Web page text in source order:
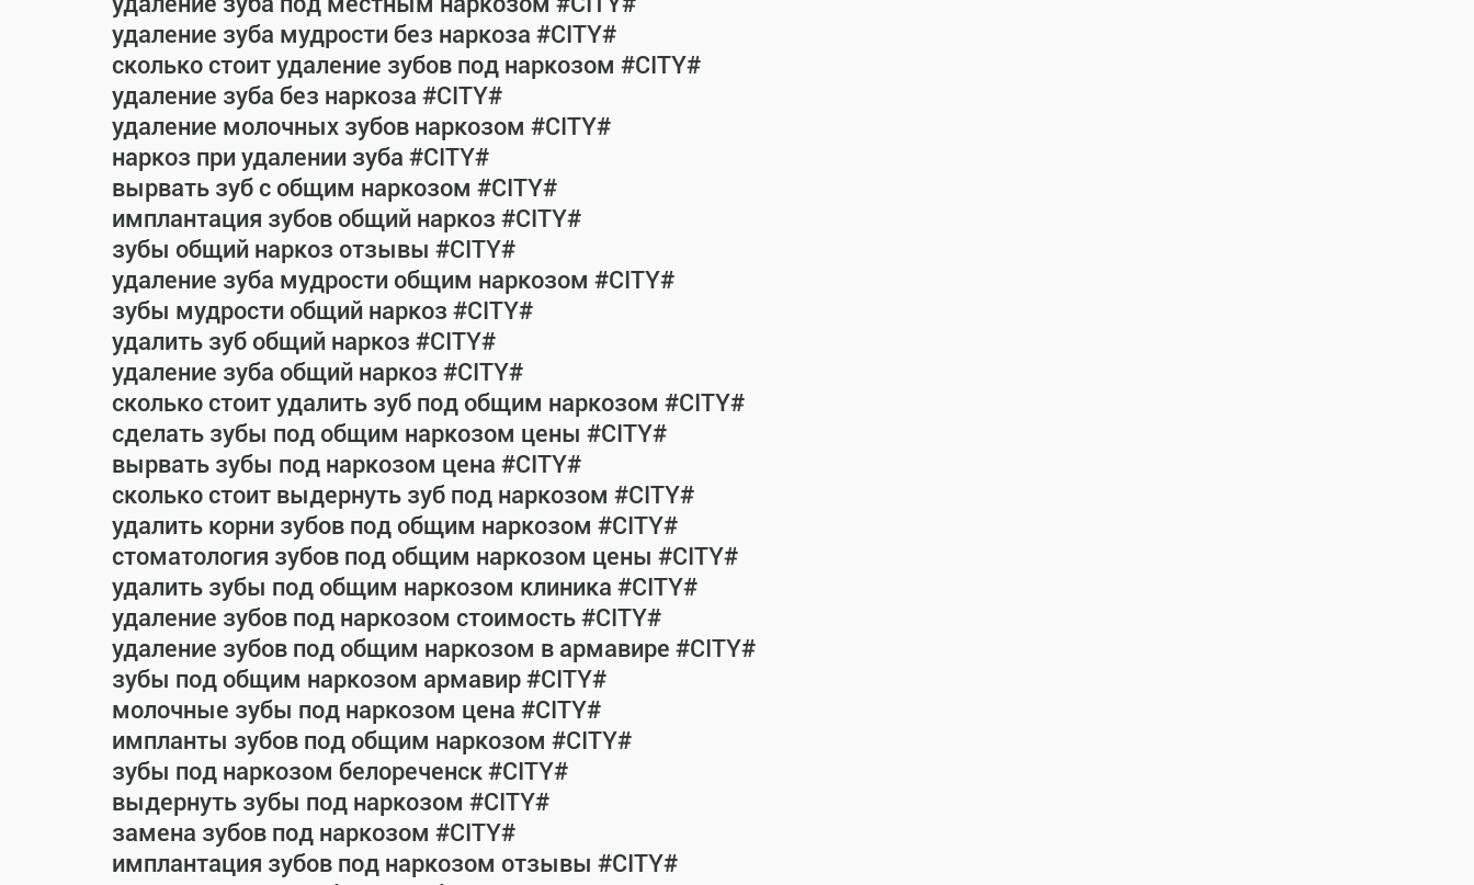
удаление зуба мудрости без наркоза #CITY#
сколько стоит удаление зубов под наркозом #CITY#
удаление зуба без наркоза #CITY#
удаление молочных зубов наркозом #CITY#
наркоз при удалении зуба #CITY#
вырвать зуб с общим наркозом #CITY#
имплантация зубов общий наркоз #CITY#
зубы общий наркоз отзывы #CITY#
удаление зуба мудрости общим наркозом #CITY#
зубы мудрости общий наркоз #CITY#
удалить зуб общий наркоз #CITY#
удаление зуба общий наркоз #CITY#
сколько стоит удалить зуб под общим наркозом #CITY#
сделать зубы под общим наркозом цены #CITY#
вырвать зубы под наркозом цена #CITY#
сколько стоит выдернуть зуб под наркозом #CITY#
удалить корни зубов под общим наркозом #CITY#
стоматология зубов под общим наркозом цены #CITY#
удалить зубы под общим наркозом клиника #CITY#
удаление зубов под наркозом стоимость #CITY#
удаление зубов под общим наркозом в армавире #CITY#
зубы под общим наркозом армавир #CITY#
молочные зубы под наркозом цена #CITY#
импланты зубов под общим наркозом #CITY#
зубы под наркозом белореченск #CITY#
выдернуть зубы под наркозом #CITY#
замена зубов под наркозом #CITY#
имплантация зубов под наркозом отзывы #CITY#